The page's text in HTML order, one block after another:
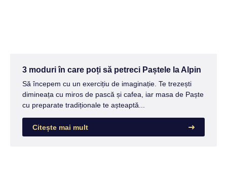
3 moduri în care poți să petreci Paștele la Alpin
Să începem cu un exercițiu de imaginație. Te trezești
dimineața cu miros de pască și cafea, iar masa de Paște
cu preparate tradiționale te așteaptă...
Citește mai mult